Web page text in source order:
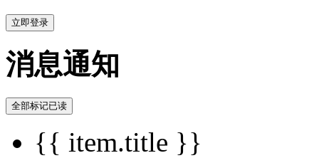
立即登录
消息通知
全部标记已读
{{ item.title }}